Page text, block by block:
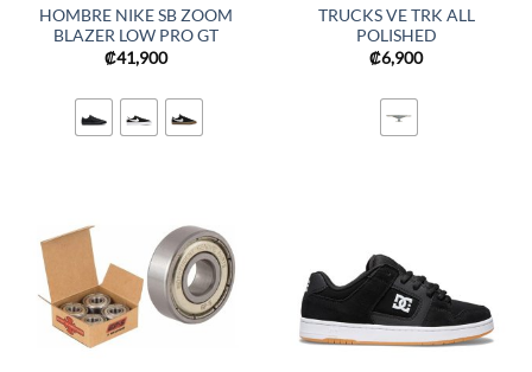
HOMBRE NIKE SB ZOOM
BLAZER LOW PRO GT
₡41,900
TRUCKS VE TRK ALL
POLISHED
₡6,900